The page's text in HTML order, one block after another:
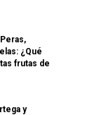
¿Qué
frutas de
y